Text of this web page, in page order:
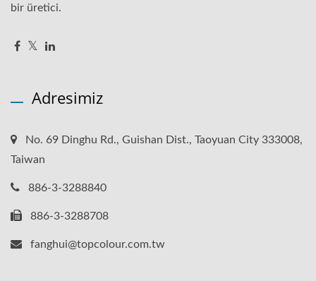
bir üretici.
Adresimiz
No. 69 Dinghu Rd., Guishan Dist., Taoyuan City 333008,
Taiwan
886-3-3288840
886-3-3288708
fanghui@topcolour.com.tw